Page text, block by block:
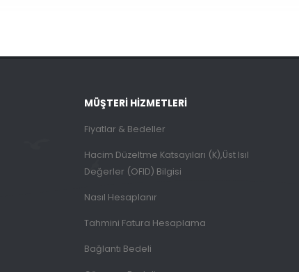
MÜŞTERI HIZMETLERI
Fiyatlar & Bedeller
Hacim Düzeltme Katsayıları (K),Üst Isıl
Değerler (OFID) Bilgisi
Nasıl Hesaplanır
Tahmini Fatura Hesaplama
Bağlantı Bedeli